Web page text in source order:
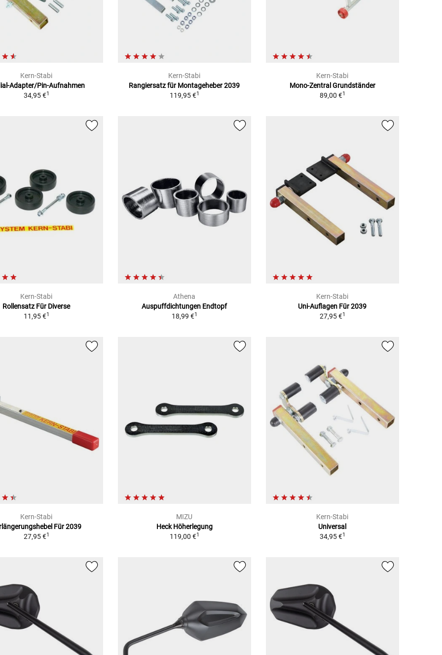
Kern-Stabi
Adapter/Pin-Aufnahmen
34,95 €1
Kern-Stabi
Rangiersatz für Montageheber 2039
119,95 €1
Kern-Stabi
Mono-Zentral Grundständer
89,00 €1
Kern-Stabi
Rollensatz Für Diverse
11,95 €1
Athena
Auspuffdichtungen Endtopf
18,99 €1
Kern-Stabi
Uni-Auflagen Für 2039
27,95 €1
Kern-Stabi
Für 2039
27,95 €1
MIZU
Heck Höherlegung
119,00 €1
Kern-Stabi
Universal
34,95 €1